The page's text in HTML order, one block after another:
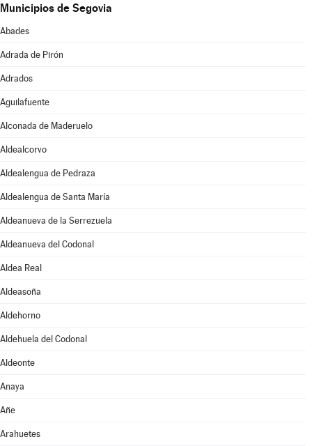
Municipios de Segovia
Abades
Adrada de Pirón
Adrados
Aguilafuente
Alconada de Maderuelo
Aldealcorvo
Aldealengua de Pedraza
Aldealengua de Santa María
Aldeanueva de la Serrezuela
Aldeanueva del Codonal
Aldea Real
Aldeasoña
Aldehorno
Aldehuela del Codonal
Aldeonte
Anaya
Añe
Arahuetes